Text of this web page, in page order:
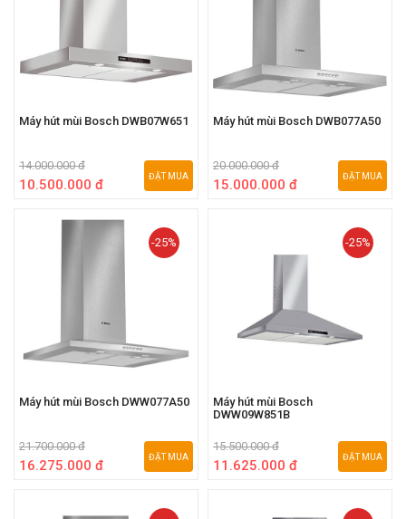
Máy hút mùi Bosch DWB07W651
14.000.000 đ
10.500.000 đ
ĐẶT MUA
Máy hút mùi Bosch DWB077A50
20.000.000 đ
15.000.000 đ
ĐẶT MUA
-25%
Máy hút mùi Bosch DWW077A50
21.700.000 đ
16.275.000 đ
ĐẶT MUA
-25%
Máy hút mùi Bosch
DWW09W851B
15.500.000 đ
11.625.000 đ
ĐẶT MUA